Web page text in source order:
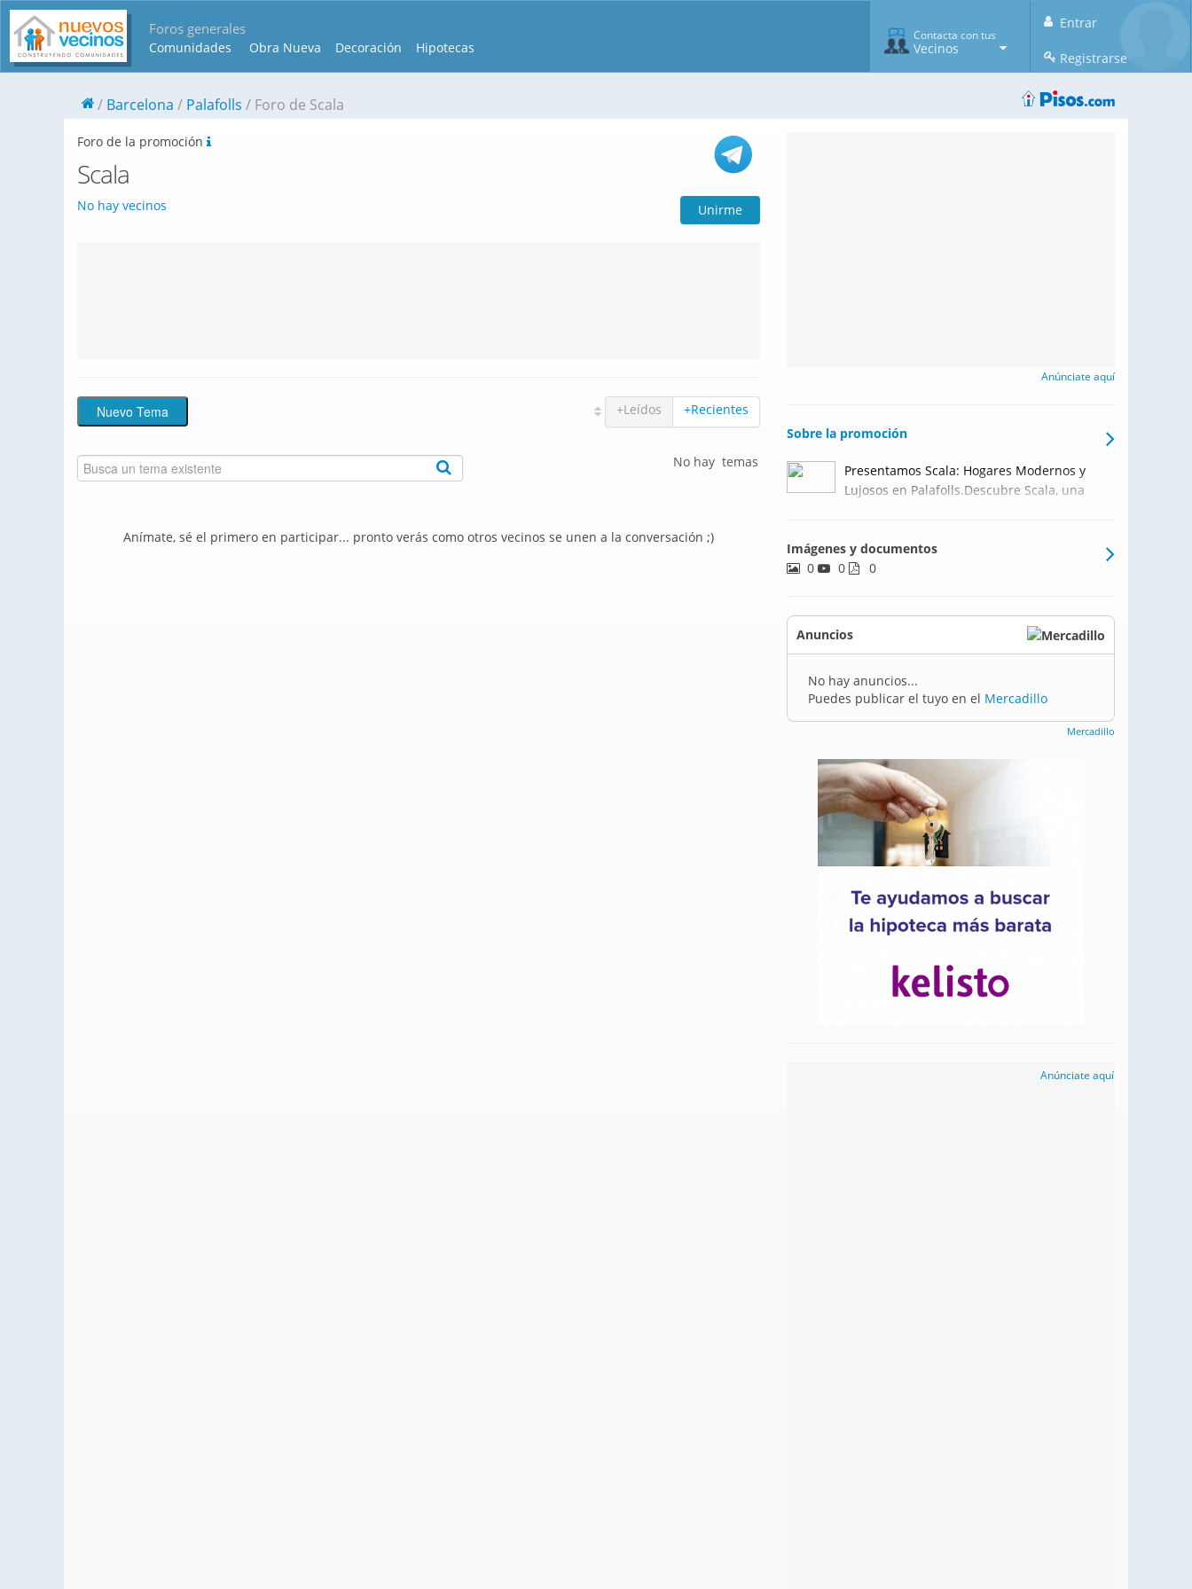
Foros generales
Comunidades Obra Nueva Decoración Hipotecas
Entrar
Registrarse
Contacta con tus
Vecinos
Barcelona Palafolls Foro de Scala
Foro de la promoción
Scala
No hay vecinos Unirme
+Leídos +Recientes
No hay temas
Anímate, sé el primero en participar... pronto verás como otros vecinos se unen a la conversación ;)
Anúnciate aquí
Sobre la promoción
Presentamos Scala: Hogares Modernos y
Lujosos en Palafolls.Descubre Scala, una
estudio español Vilalta Studio. Cada
residencia ofrece espacios privados
Imágenes y documentos
0
0 0
Anuncios
No hay anuncios...
Puedes publicar el tuyo en el Mercadillo
Mercadillo
Anúnciate aquí